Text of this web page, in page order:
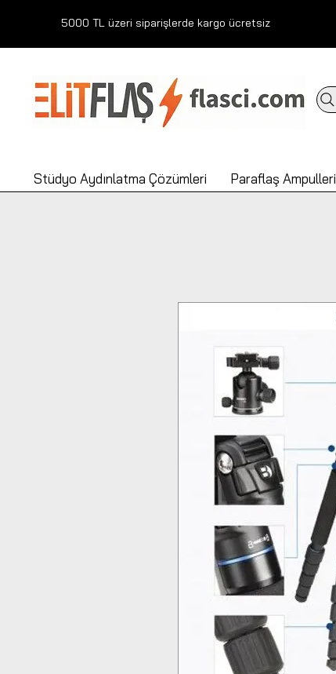
5000 TL üzeri siparişlerde kargo ücretsiz
Stüdyo Aydınlatma Çözümleri Paraflaş Ampulleri